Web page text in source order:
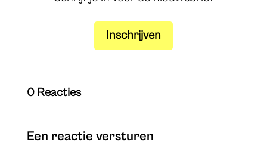
Inschrijven
0 Reacties
Een reactie versturen